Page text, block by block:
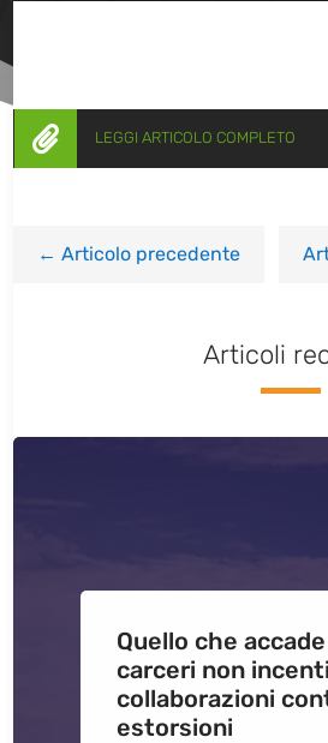
 LEGGI ARTICOLO COMPLETO
←Articolo precedente
Articoli
Quello che
carceri non
collaborazioni
estorsioni